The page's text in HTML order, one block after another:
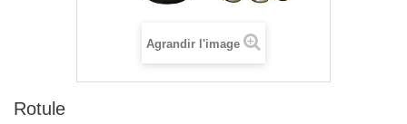
Agrandir l'image
Rotule